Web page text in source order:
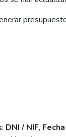
: DNI / NIF,